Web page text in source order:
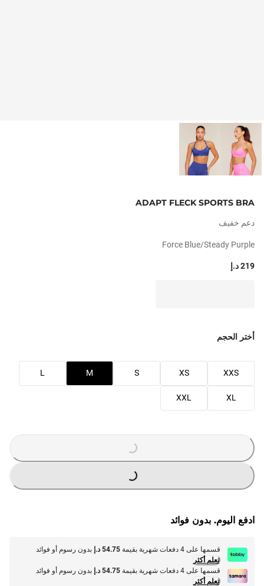
ADAPT FLECK SPORTS BRA
دعم خفيف
Force Blue/steady Purple
219 د.إ
أختر الحجم
XXS
XS
S
M
L
XL
XXL
L
O
A
D
I
N
G
.
.
.
G
.
ادفع اليوم. بدون فوائد
قسمها على 4 دفعات شهرية بقيمة 54.75 د.إ
بدون رسوم أو فوائد
تعلم أكثر
قسمها على 4 دفعات شهرية بقيمة
54.75 د.إ
بدون رسوم أو فوائد
تعلم أكثر